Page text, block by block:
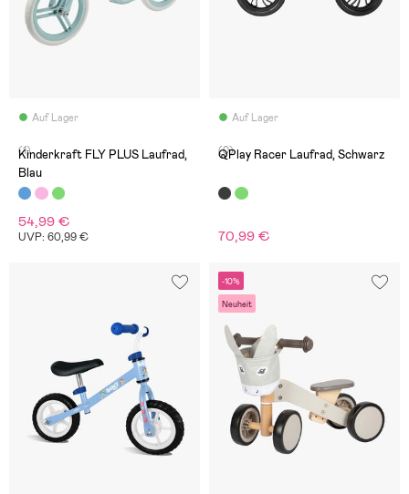
Auf Lager
(1)
Kinderkraft FLY PLUS Laufrad,
Blau
54,99 €
UVP: 60,99 €
Auf Lager
(0)
QPlay Racer Laufrad, Schwarz
70,99 €
-10%
Neuheit